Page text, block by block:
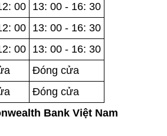
00
13: 00 - 16: 30
00
13: 00 - 16: 30
00
13: 00 - 16: 30
Đóng cửa
Đóng cửa
Bank Việt Nam